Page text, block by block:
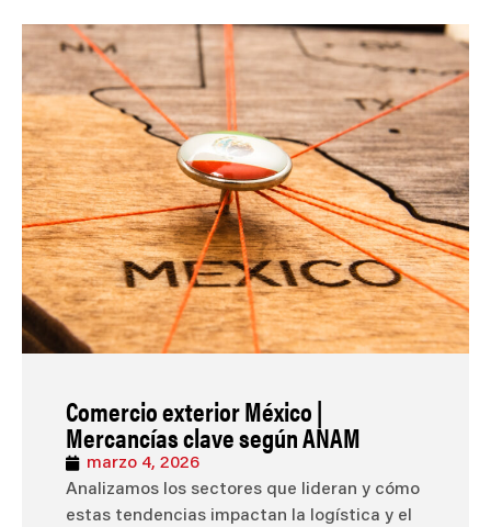
Comercio exterior México |
Mercancías clave según ANAM
marzo 4, 2026
Analizamos los sectores que lideran y cómo
estas tendencias impactan la logística y el